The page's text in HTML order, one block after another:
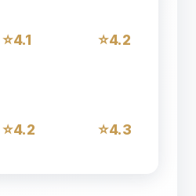
4.1 4.2
4.2 4.3